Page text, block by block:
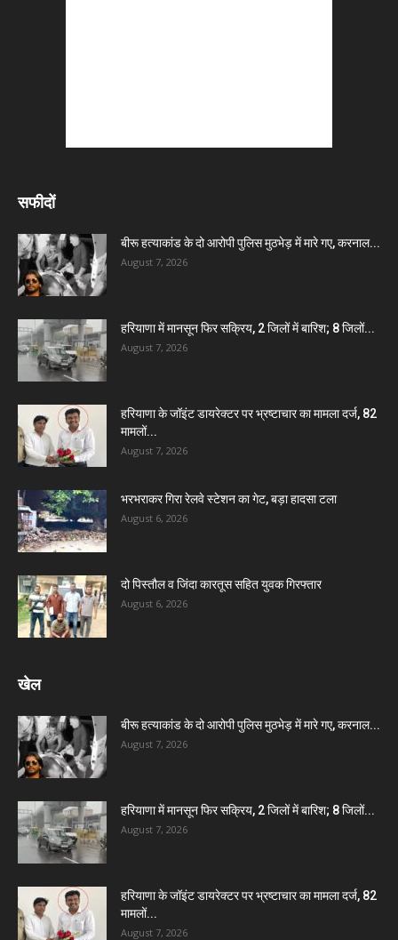
सफीदों
बीरू हत्याकांड के दो आरोपी पुलिस मुठभेड़ में मारे गए, करनाल...
August 7, 2026
हरियाणा में मानसून फिर सक्रिय, 2 जिलों में बारिश; 8 जिलों...
August 7, 2026
हरियाणा के जॉइंट डायरेक्टर पर भ्रष्टाचार का मामला दर्ज, 82
मामलों...
August 7, 2026
भरभराकर गिरा रेलवे स्टेशन का गेट, बड़ा हादसा टला
August 6, 2026
दो पिस्तौल व जिंदा कारतूस सहित युवक गिरफ्तार
August 6, 2026
खेल
बीरू हत्याकांड के दो आरोपी पुलिस मुठभेड़ में मारे गए, करनाल...
August 7, 2026
हरियाणा में मानसून फिर सक्रिय, 2 जिलों में बारिश; 8 जिलों...
August 7, 2026
हरियाणा के जॉइंट डायरेक्टर पर भ्रष्टाचार का मामला दर्ज, 82
मामलों...
August 7, 2026